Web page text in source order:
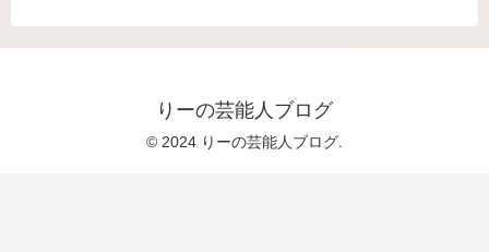
りーの芸能人ブログ
© 2024 りーの芸能人ブログ.